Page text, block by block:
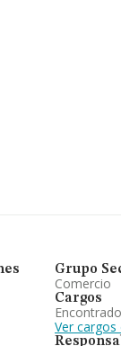
Grupo
Comercio
Cargos
Ver cargos